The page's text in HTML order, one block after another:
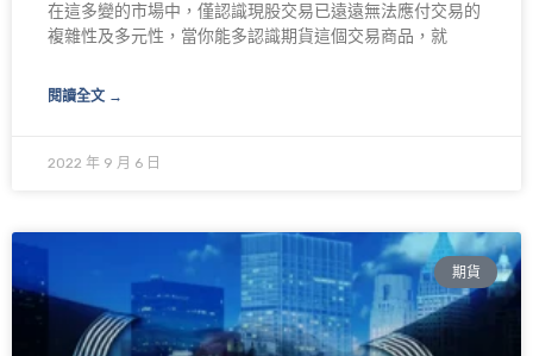
在這多變的市場中，僅認識現股交易已遠遠無法應付交易的
複雜性及多元性，當你能多認識期貨這個交易商品，就
閱讀全文 →
2022 年 9 月 6 日
期貨